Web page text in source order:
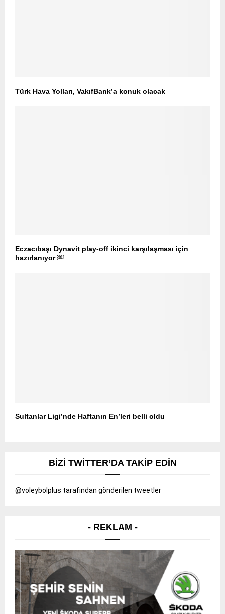
Türk Hava Yolları, VakıfBank’a konuk olacak
Eczacıbaşı Dynavit play-off ikinci karşılaşması için
hazırlanıyor ￼
Sultanlar Ligi’nde Haftanın En’leri belli oldu
BIZI TWITTER’DA TAKIP EDIN
@voleybolplus tarafından gönderilen tweetler
- REKLAM -